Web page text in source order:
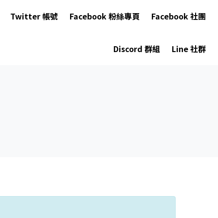
Twitter 帳號 Facebook 粉絲專頁 Facebook 社團
Discord 群組 Line 社群